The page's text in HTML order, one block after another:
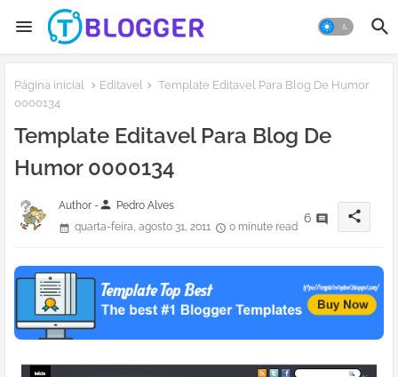
Página inicial Editavel
Template Editavel Para Blog De Humor
0000134
Template Editavel Para Blog De
Humor 0000134
Author -person Pedro Alves
quarta-feira, agosto 31, 2011
0 minute read
6 share